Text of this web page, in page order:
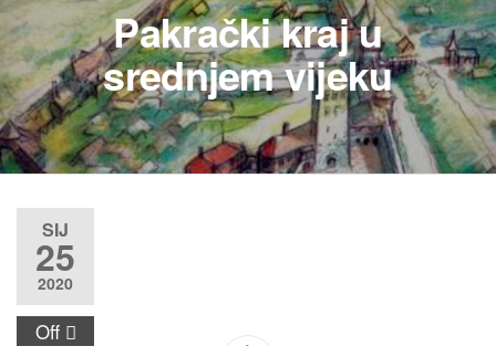
Pakrački kraj u
srednjem vijeku
SIJ
25
2020
Off